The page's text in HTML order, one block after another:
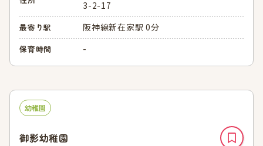
3-2-17
最寄り駅 阪神線新在家駅 0分
保育時間 -
幼稚園
御影幼稚園